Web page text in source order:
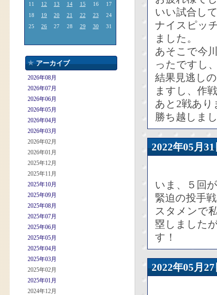
11
12 13 14 15 16
17
18
19 20 21 22 23
24
25
26 27 28 29 30 31
アーカイブ
2026年08月
2026年07月
2026年06月
2026年05月
2026年04月
2026年03月
2026年02月
2026年01月
2025年12月
2025年11月
2025年10月
2025年09月
2025年08月
2025年07月
2025年06月
2025年05月
2025年04月
2025年03月
2025年02月
2025年01月
2024年12月
いい試合し
ナイスピッ
ました。
あそこで今
ったですし
結果見逃し
ますし、作
あと2戦あり
勝ち越しま
2022年05
いま、５回
緊迫の投手
スタメンで
塁しました
す！
2022年05